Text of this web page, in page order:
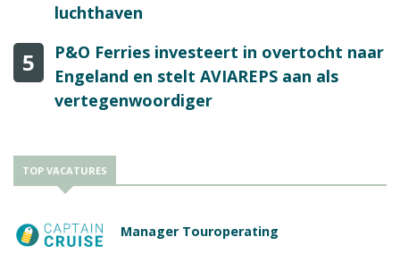
luchthaven
5
P&O Ferries investeert in overtocht naar
Engeland en stelt AVIAREPS aan als
vertegenwoordiger
TOP VACATURES
Manager Touroperating